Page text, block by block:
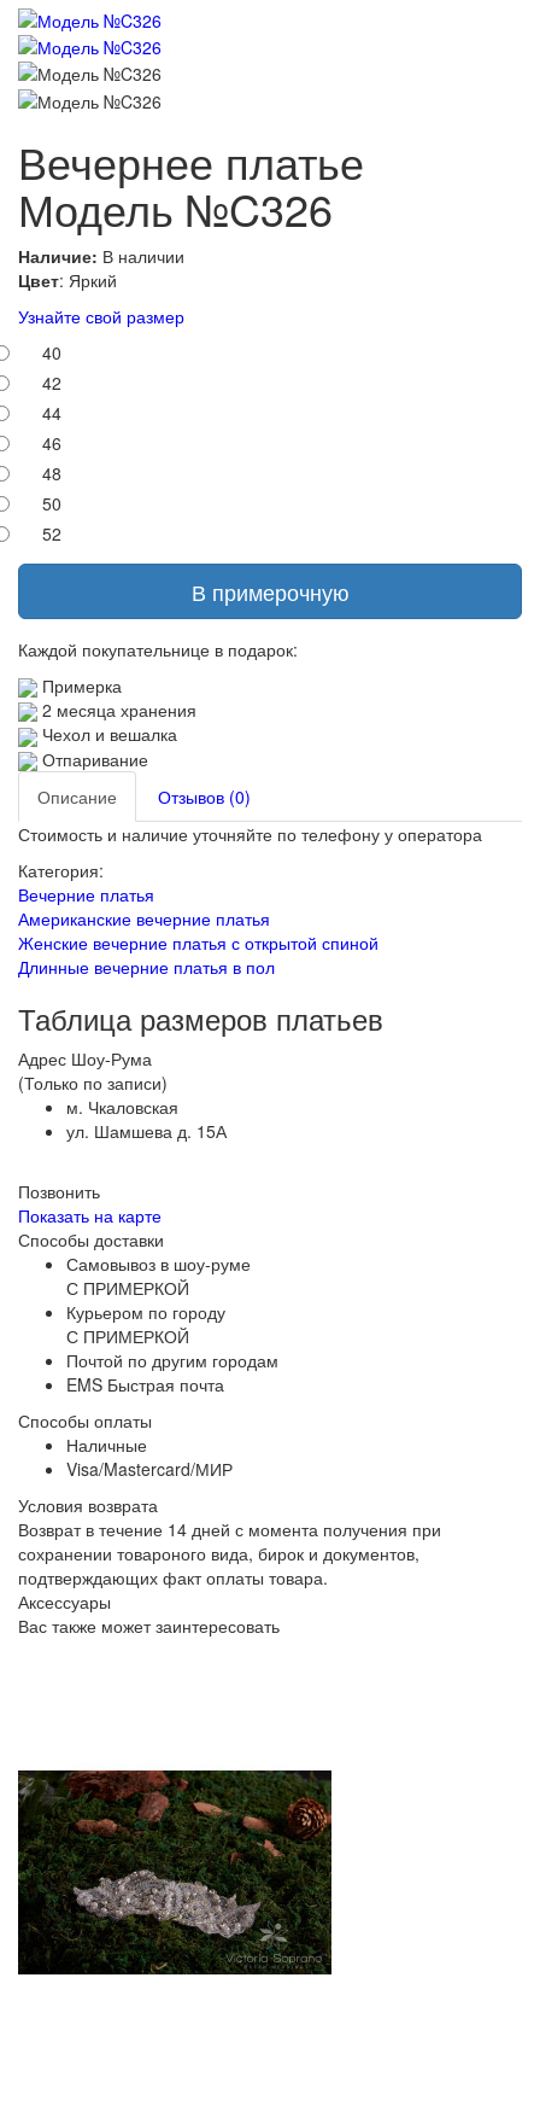
Вечернее платье
Модель №C326
Наличие: В наличии
Цвет: Яркий
Узнайте свой размер
40
42
44
46
48
50
52
В примерочную
Каждой покупательнице в подарок:
Примерка
2 месяца хранения
Чехол и вешалка
Отпаривание
Описание
Отзывов (0)
Стоимость и наличие уточняйте по телефону у оператора
Категория:
Вечерние платья
Американские вечерние платья
Женские вечерние платья с открытой спиной
Длинные вечерние платья в пол
Таблица размеров платьев
Адрес Шоу-Рума
(Только по записи)
м. Чкаловская
ул. Шамшева д. 15А
Позвонить
Показать на карте
Способы доставки
Самовывоз в шоу-руме
С ПРИМЕРКОЙ
Курьером по городу
С ПРИМЕРКОЙ
Почтой по другим городам
EMS Быстрая почта
Способы оплаты
Наличные
Visa/Mastercard/МИР
Условия возврата
Возврат в течение 14 дней с момента получения при
сохранении товароного вида, бирок и документов,
подтверждающих факт оплаты товара.
Аксессуары
Вас также может заинтересовать